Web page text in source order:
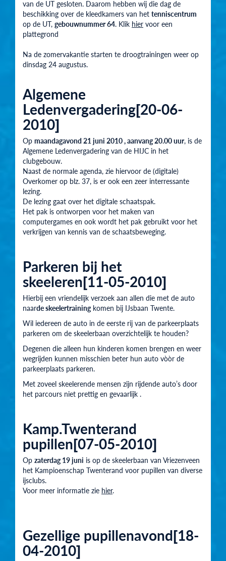
van de UT gesloten. Daarom hebben wij die dag de
beschikking over de kleedkamers van het tenniscentrum
op de UT, gebouwnummer 64. Klik hier voor een
plattegrond
Na de zomervakantie starten te droogtrainingen weer op
dinsdag 24 augustus.
Algemene
Ledenvergadering[20-06-
2010]
Op maandagavond 21 juni 2010 , aanvang 20.00 uur, is de
Algemene Ledenvergadering van de HIJC in het
clubgebouw.
Naast de normale agenda, zie hiervoor de (digitale)
Overkomer op blz. 37, is er ook een zeer interressante
lezing.
De lezing gaat over het digitale schaatspak.
Het pak is ontworpen voor het maken van
computergames en ook wordt het pak gebruikt voor het
verkrijgen van kennis van de schaatsbeweging.
Parkeren bij het
skeeleren[11-05-2010]
Hierbij een vriendelijk verzoek aan allen die met de auto
naarde skeelertrainingkomen bij IJsbaan Twente.
Wil iedereen de auto in de eerste rij van de parkeerplaats
parkeren om de skeelerbaan overzichtelijk te houden?
Degenen die alleen hun kinderen komen brengen en weer
wegrijden kunnen misschien beter hun auto vòòr de
parkeerplaats parkeren.
Met zoveel skeelerende mensen zijn rijdende auto’s door
het parcours niet prettig en gevaarlijk .
Kamp.Twenterand
pupillen[07-05-2010]
Op zaterdag 19 juni is op de skeelerbaan van Vriezenveen
het Kampioenschap Twenterand voor pupillen van diverse
ijsclubs.
Voor meer informatie zie hier.
Gezellige pupillenavond[18-
04-2010]